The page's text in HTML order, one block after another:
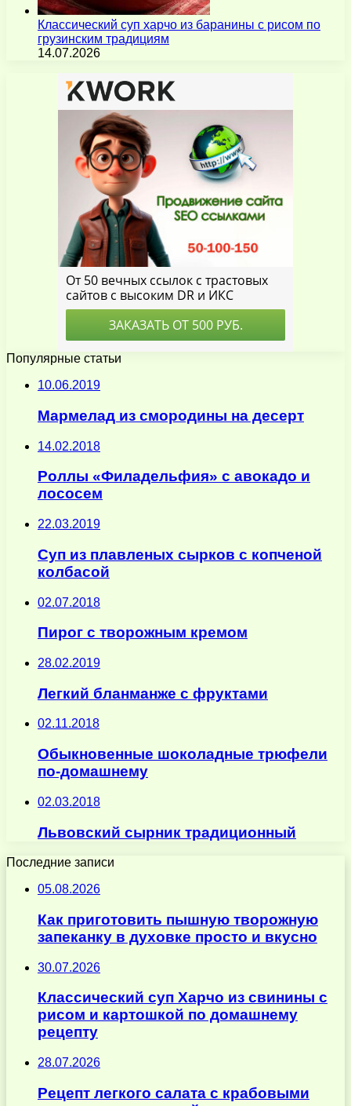
Классический суп харчо из баранины с рисом по
грузинским традициям
14.07.2026
Популярные статьи
10.06.2019
Мармелад из смородины на десерт
14.02.2018
Роллы «Филадельфия» с авокадо и
лососем
22.03.2019
Суп из плавленых сырков с копченой
колбасой
02.07.2018
Пирог с творожным кремом
28.02.2019
Легкий бланманже с фруктами
02.11.2018
Обыкновенные шоколадные трюфели
по-домашнему
02.03.2018
Львовский сырник традиционный
Последние записи
05.08.2026
Как приготовить пышную творожную
запеканку в духовке просто и вкусно
30.07.2026
Классический суп Харчо из свинины с
рисом и картошкой по домашнему
рецепту
28.07.2026
Рецепт легкого салата с крабовыми